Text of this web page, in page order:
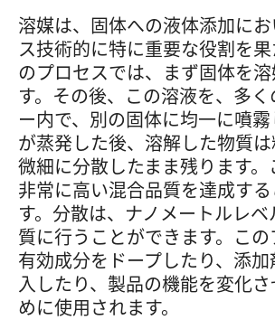
溶媒は、固体への液体添加に
ス技術的に特に重要な役割を果
のプロセスでは、まず固体を
す。その後、この溶液を、多
ー内で、別の固体に均一に噴
が蒸発した後、溶解した物質
微細に分散したまま残ります。
非常に高い混合品質を達成す
す。分散は、ナノメートルレ
質に行うことができます。この
有効成分をドープしたり、添
入したり、製品の機能を変化
めに使用されます。